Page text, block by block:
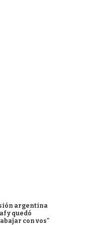
argentina
y quedó
con vos"